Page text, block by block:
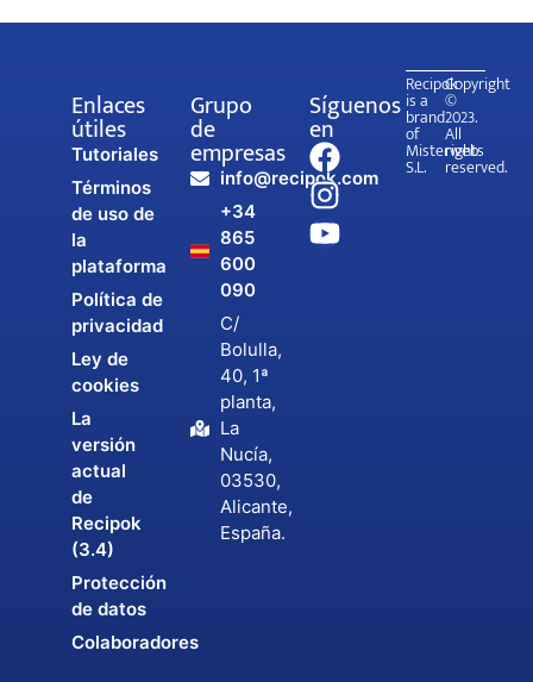
Enlaces
útiles
Tutoriales
Términos
de uso de
la
plataforma
Política de
privacidad
Ley de
cookies
La
versión
actual
de
Recipok
(3.4)
Protección
de datos
Colaboradores
Grupo
de
empresas
info@recipok.com
+34
865
600
090
C/
Bolulla,
40, 1ª
planta,
La
Nucía,
03530,
Alicante,
España.
Síguenos
en
Recipok
is a
brand
of
Misterweb
S.L.
Copyright
©
2023.
All
rights
reserved.